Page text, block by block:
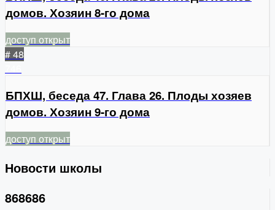
домов. Хозяин 8-го дома
доступ открыт
# 48
БПХШ, беседа 47. Глава 26. Плоды хозяев
домов. Хозяин 9-го дома
доступ открыт
Новости школы
868686